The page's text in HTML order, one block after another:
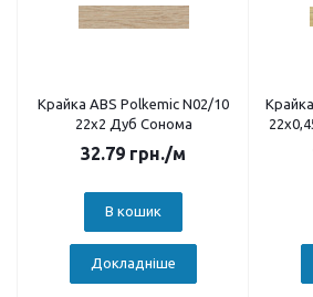
Крайка ABS Polkemic N02/10
22х2 Дуб Сонома
32.79 грн./м
В кошик
Докладніше